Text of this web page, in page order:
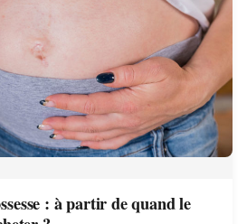
: à partir de quand le